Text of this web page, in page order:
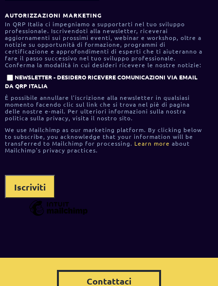
AUTORIZZAZIONI MARKETING
In QRP Italia ci impegniamo a supportarti nel tuo sviluppo
professionale. Iscrivendoti alla newsletter, riceverai
aggiornamenti sui prossimi eventi, webinar e workshop, oltre a
notizie su opportunità di formazione, programmi di
certificazione e approfondimenti di esperti che ti aiuteranno a
fare il passo successivo nel tuo sviluppo professionale.
Conferma la modalità in cui desideri ricevere le nostre notizie:
NEWSLETTER - DESIDERO RICEVERE COMUNICAZIONI VIA EMAIL
DA QRP ITALIA
È possibile annullare l'iscrizione alla newsletter in qualsiasi
momento facendo clic sul link che si trova nel piè di pagina
delle nostre e-mail. Per ulteriori informazioni sulla nostra
politica sulla privacy, visita il nostro sito.
We use Mailchimp as our marketing platform. By clicking below
to subscribe, you acknowledge that your information will be
transferred to Mailchimp for processing. Learn more about
Mailchimp's privacy practices.
Contattaci